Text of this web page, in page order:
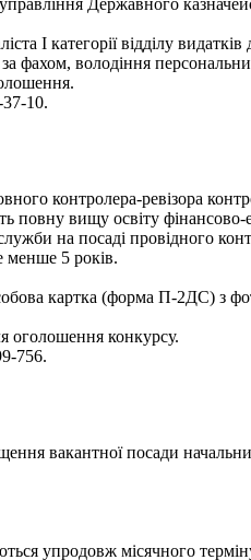
І категорії відділу
фахом, володіння
10.
контролера-ревізора
вищу освіту фінансово-
на посаді провідного
менше 5 років.
картка (форма П-2ДС) з
оголошення конкурсу.
756.
вакантної посади
упродовж місячного